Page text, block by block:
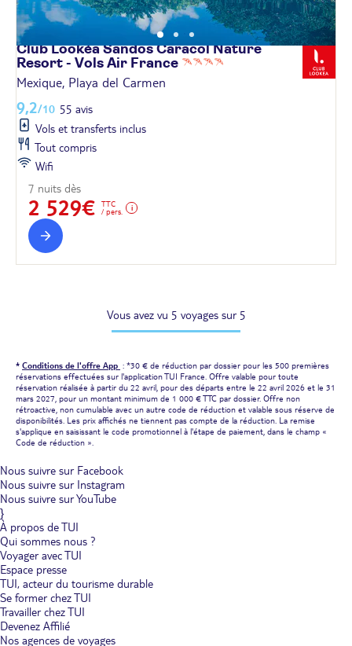
Club Lookéa Sandos Caracol Nature
Resort - Vols Air France
Mexique, Playa del Carmen
9,2/10 55 avis
Vols et transferts inclus
Tout compris
Wifi
7 nuits dès
2 529€
TTC
/ pers.
Vous avez vu 5 voyages sur 5
* Conditions de l'offre App : *30 € de réduction par dossier pour les 500 premières
réservations effectuées sur l'application TUI France. Offre valable pour toute
réservation réalisée à partir du 22 avril, pour des départs entre le 22 avril 2026 et le 31
mars 2027, pour un montant minimum de 1 000 € TTC par dossier. Offre non
rétroactive, non cumulable avec un autre code de réduction et valable sous réserve de
disponibilités. Les prix affichés ne tiennent pas compte de la réduction. La remise
s'applique en saisissant le code promotionnel à l'étape de paiement, dans le champ «
Code de réduction ».
Nous suivre sur Facebook
Nous suivre sur Instagram
Nous suivre sur YouTube
}
À propos de TUI
Qui sommes nous ?
Voyager avec TUI
Espace presse
TUI, acteur du tourisme durable
Se former chez TUI
Travailler chez TUI
Devenez Affilié
Nos agences de voyages